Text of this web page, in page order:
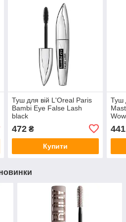
Туш для вій L'Oreal Paris
Bambi Eye False Lash
black
472₴
Купити
Туш
441